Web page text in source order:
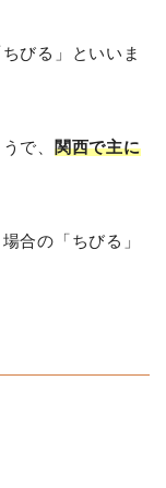
びる」といいま
で、 関西で主に
合の「ちびる」